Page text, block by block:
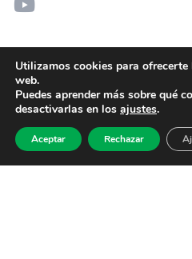
Utilizamos cookies para
web.
Puedes aprender más sobre qué
desactivarlas en los ajustes.
Aceptar Rechazar